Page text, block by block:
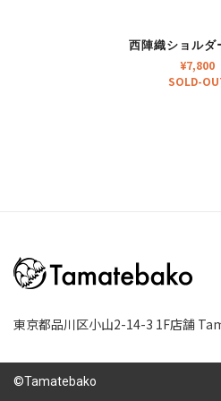
西陣織ショルダ
¥7,800
SOLD-
東京都品川区小山2-14-3 1F店舗
©Tamatebako